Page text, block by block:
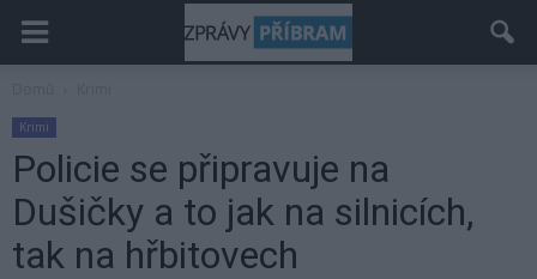
Krimi
Policie se připravuje na
Dušičky a to jak na silnicích,
tak na hřbitovech